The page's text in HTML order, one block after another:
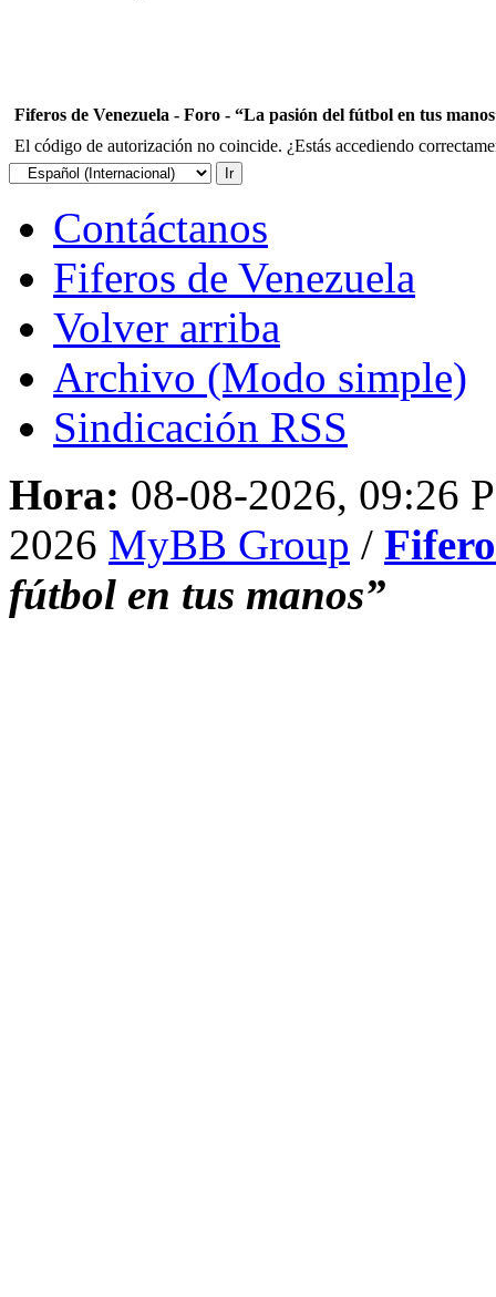
Fiferos de Venezuela - Foro - “La pasión del fútbol en tus
El código de autorización no coincide. ¿Estás accediendo
Contáctanos
Fiferos de Venezuela
Volver arriba
Archivo (Modo simple)
Sindicación RSS
Hora: 08-08-2026, 09:26
2026 MyBB Group /
fútbol en tus manos”